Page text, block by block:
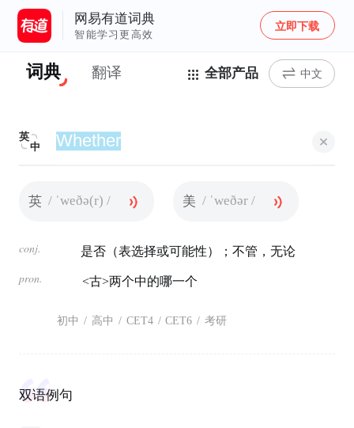
网易有道词典
智能学习更高效
立即下载
词典 翻译 全部产品 中文
英
中
英 / ˈweðə(r) / 美 / ˈweðər /
conj. 是否（表选择或可能性）；不管，无论
pron. <古>两个中的哪一个
初中 / 高中 / CET4 / CET6 / 考研
双语例句